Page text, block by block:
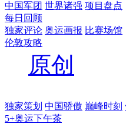
中国军团 世界诸强 项目盘点
每日回顾
独家评论 奥运画报 比赛场馆
伦敦攻略
原创
独家策划 中国骄傲 巅峰时刻
5+奥运下午茶